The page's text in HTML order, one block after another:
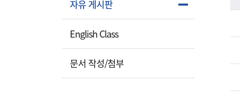
자유 게시판
English Class
문서 작성/첨부